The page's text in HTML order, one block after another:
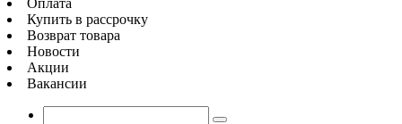
Оплата
Купить в рассрочку
Возврат товара
Новости
Акции
Вакансии